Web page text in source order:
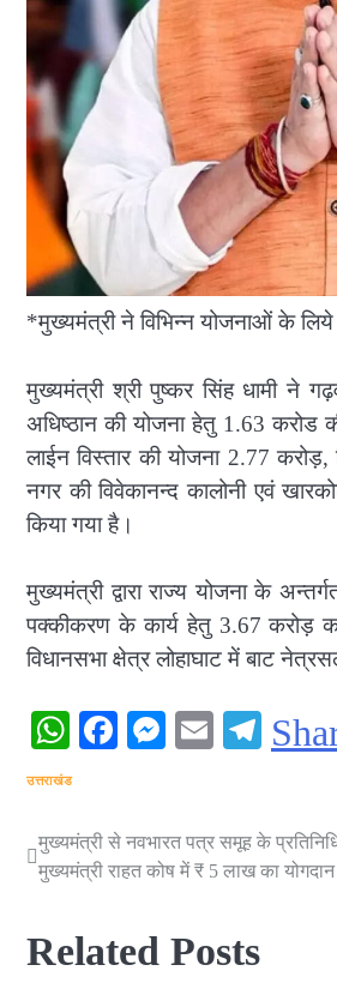
*मुख्यमंत्री ने विभिन्न योजनाओं के लिये
मुख्यमंत्री श्री पुष्कर सिंह धामी ने
अधिष्ठान की योजना हेतु 1.63 करोड
लाईन विस्तार की योजना 2.77 करोड़,
नगर की विवेकानन्द कालोनी एवं
किया गया है।
मुख्यमंत्री द्वारा राज्य योजना के
पक्कीकरण के कार्य हेतु 3.67 करोड़
विधानसभा क्षेत्र लोहाघाट में बाट
WhatsApp
Facebook
Messenger
Email
उत्तराखंड
Post
navigation
मुख्यमंत्री से नवभारत पत्र समूह के
मुख्यमंत्री राहत कोष में ₹ 5 लाख का योगदान
Related Posts